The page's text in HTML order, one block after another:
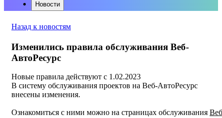
Новости
Назад к новостям
Изменились правила обслуживания Веб-
АвтоРесурс
Новые правила действуют с 1.02.2023
В систему обслуживания проектов на Веб-АвтоРесурс
внесены изменения.
Ознакомиться с ними можно на страницах обслуживания